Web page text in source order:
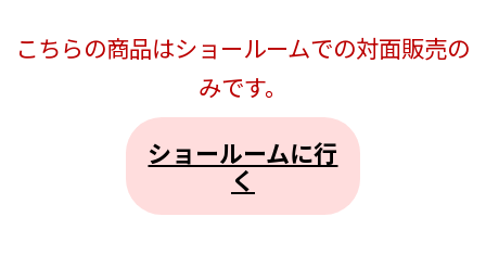
こちらの商品はショールームでの対面販売の
みです。
ショールームに行
く